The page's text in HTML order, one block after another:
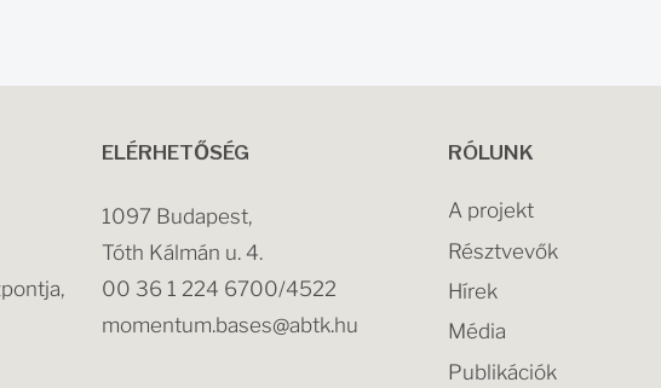
ELÉRHETŐSÉG
1097 Budapest,
Tóth Kálmán u. 4.
00 36 1 224 6700/4522
momentum.bases@abtk.hu
RÓLUNK
A projekt
Résztvevők
Hírek
Média
Publikációk